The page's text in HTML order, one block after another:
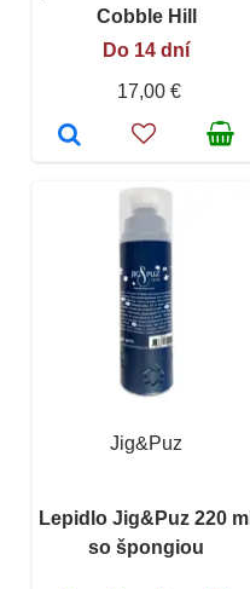
Cobble Hill
Do 14 dní
17,00 €
Jig&Puz
Lepidlo Jig&Puz 220 ml
so špongiou